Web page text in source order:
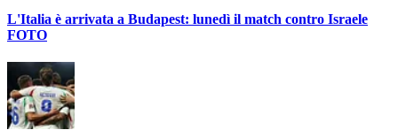
L'Italia è arrivata a Budapest: lunedì il match contro Israele
FOTO